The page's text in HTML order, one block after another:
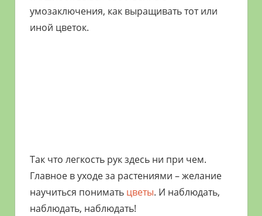
умозаключения, как выращивать тот или
иной цветок.
Так что легкость рук здесь ни при чем.
Главное в уходе за растениями – желание
научиться понимать цветы. И наблюдать,
наблюдать, наблюдать!